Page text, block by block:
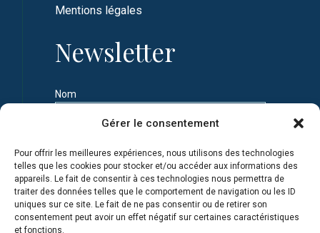
Gérer le consentement
Pour offrir les meilleures expériences, nous utilisons des technologies
telles que les cookies pour stocker et/ou accéder aux informations des
appareils. Le fait de consentir à ces technologies nous permettra de
traiter des données telles que le comportement de navigation ou les ID
uniques sur ce site. Le fait de ne pas consentir ou de retirer son
consentement peut avoir un effet négatif sur certaines caractéristiques
et fonctions.
Mentions légales
Newsletter
Nom
Adresse e-mail